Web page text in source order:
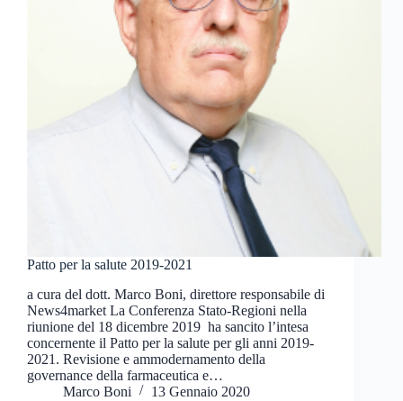
Patto per la salute 2019-2021
a cura del dott. Marco Boni, direttore responsabile di
News4market La Conferenza Stato-Regioni nella
riunione del 18 dicembre 2019 ha sancito l’intesa
concernente il Patto per la salute per gli anni 2019-
2021. Revisione e ammodernamento della
governance della farmaceutica e…
Marco Boni
13 Gennaio 2020